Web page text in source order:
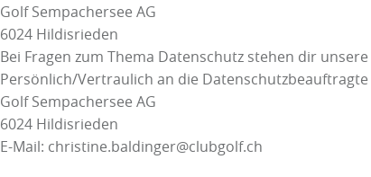
Golf Sempachersee AG
6024 Hildisrieden
Bei Fragen zum Thema Datenschutz stehen dir
Persönlich/Vertraulich an die Datenschutzbeauftragte
Golf Sempachersee AG
6024 Hildisrieden
E-Mail: christine.baldinger@clubgolf.ch